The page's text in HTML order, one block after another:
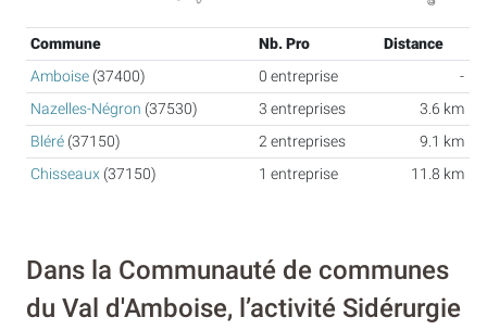
Commune Nb. Pro
Distance
Amboise (37400) 0 entreprise
-
Nazelles-Négron (37530) 3 entreprises
3.6 km
Bléré (37150) 2 entreprises
9.1 km
Chisseaux (37150) 1 entreprise 11.8 km
Dans la Communauté de communes
du Val d'Amboise, l’activité Sidérurgie